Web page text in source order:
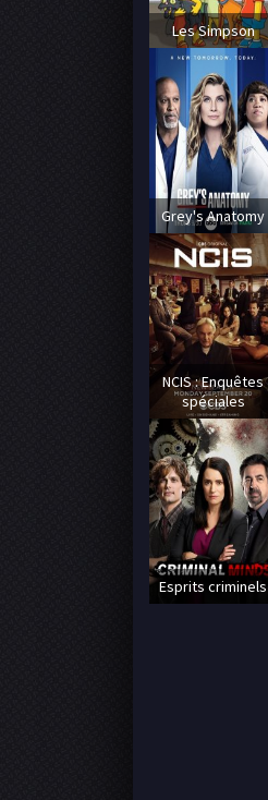
Les Simpson
Grey's Anatomy
NCIS : Enquêtes
spéciales
Esprits criminels